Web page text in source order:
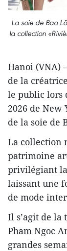
La soie de Bao
la collection
Hanoi (VNA)
de la
le public lors
2026 de New
de la soie de
La collection
patrimoine
privilégiant
laissant une
de mode
Il s’agit de la
Pham Ngoc
grandes